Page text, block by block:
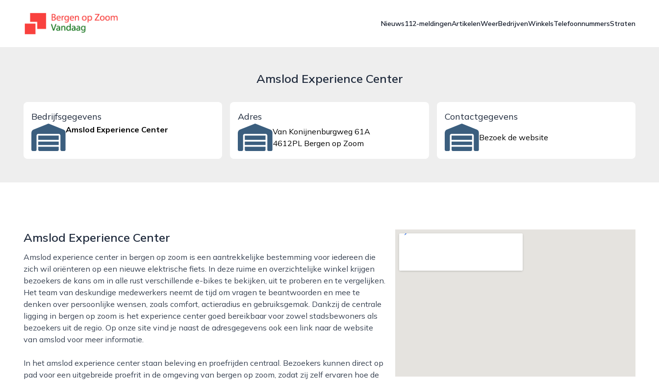
bergenopzoomvandaag.nl
Nieuws112-meldingenArtikelenWeerBedrijvenWinkelsTelefoonnummersStraten
Amslod Experience Center
Bedrijfsgegevens
Amslod Experience Center
Adres
Van Konijnenburgweg 61A
4612PL Bergen op Zoom
Contactgegevens
Bezoek de website
Amslod Experience Center
Amslod experience center in bergen op zoom is een aantrekkelijke bestemming voor iedereen die
zich wil oriënteren op een nieuwe elektrische fiets. In deze ruime en overzichtelijke winkel krijgen
bezoekers de kans om in alle rust verschillende e-bikes te bekijken, uit te proberen en te vergelijken.
Het team van deskundige medewerkers neemt de tijd om vragen te beantwoorden en mee te
denken over persoonlijke wensen, zoals comfort, actieradius en gebruiksgemak. Dankzij de centrale
ligging in bergen op zoom is het experience center goed bereikbaar voor zowel stadsbewoners als
bezoekers uit de regio. Op onze site vind je naast de adresgegevens ook een link naar de website
van amslod voor meer informatie.
In het amslod experience center staan beleving en proefrijden centraal. Bezoekers kunnen direct op
pad voor een uitgebreide proefrit in de omgeving van bergen op zoom, zodat zij zelf ervaren hoe de